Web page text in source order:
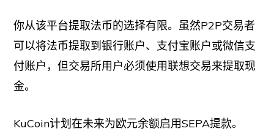
你从该平台提取法币的选择有限。虽然P2P交易者
可以将法币提取到银行账户、支付宝账户或微信支
付账户，但交易所用户必须使用联想交易来提取现
金。
KuCoin计划在未来为欧元余额启用SEPA提款。